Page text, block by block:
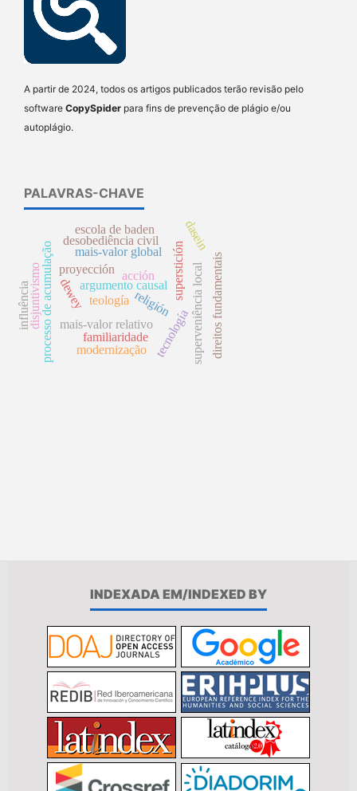
A partir de 2024, todos os artigos publicados terão revisão pelo
software CopySpider para fins de prevenção de plágio e/ou
autoplágio.
PALAVRAS-CHAVE
argumento causal superstición
proyección
processo de acumulação mais-valor global
mais-valor relativo superveniência local
disjuntivismo religión
tecnología
dewey teología direitos fundamentais
influência
familiaridade
desobediência civil
escola de baden dasein
modernização
acción
INDEXADA EM/INDEXED BY